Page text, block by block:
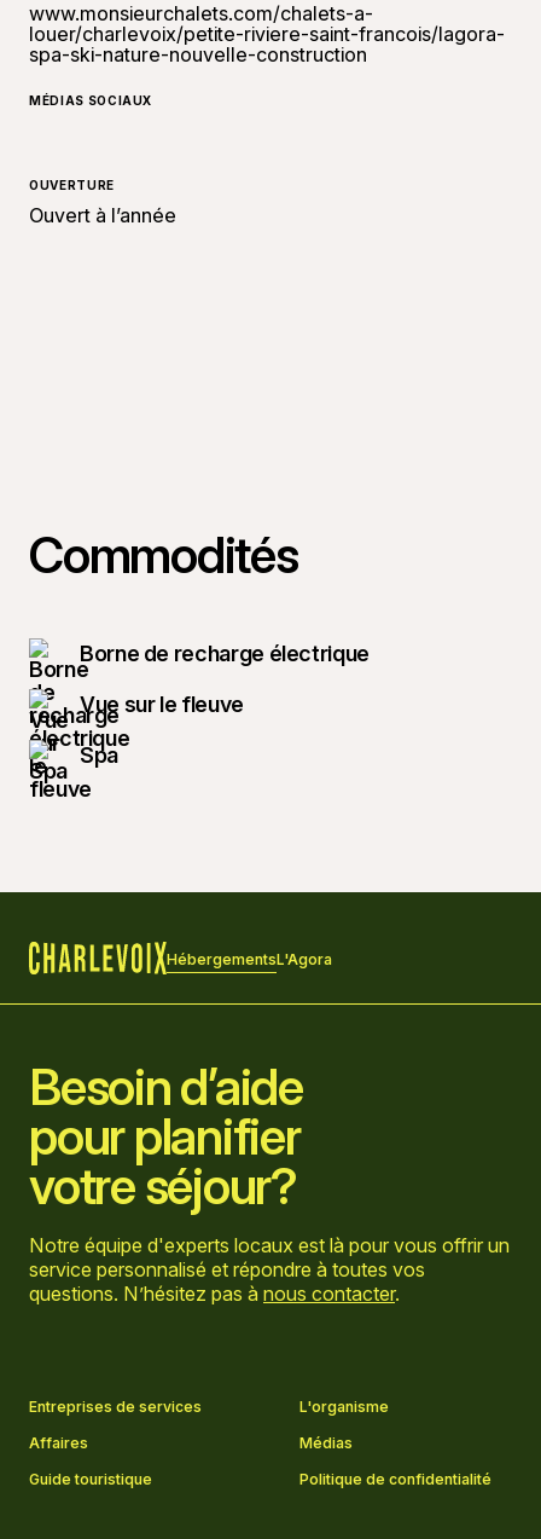
www.monsieurchalets.com/chalets-a-
louer/charlevoix/petite-riviere-saint-francois/lagora-
spa-ski-nature-nouvelle-construction
MÉDIAS SOCIAUX
OUVERTURE
Ouvert à l’année
Commodités
Borne de recharge électrique
Vue sur le fleuve
Spa
HébergementsL'Agora
Besoin d’aide
pour planifier
votre séjour?
Notre équipe d'experts locaux est là pour vous offrir un
service personnalisé et répondre à toutes vos
questions. N’hésitez pas à nous contacter.
Entreprises de services
L'organisme
Affaires
Médias
Guide touristique
Politique de confidentialité